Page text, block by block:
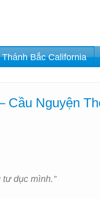
Bắc California
Cầu Nguyện
dục mình.”